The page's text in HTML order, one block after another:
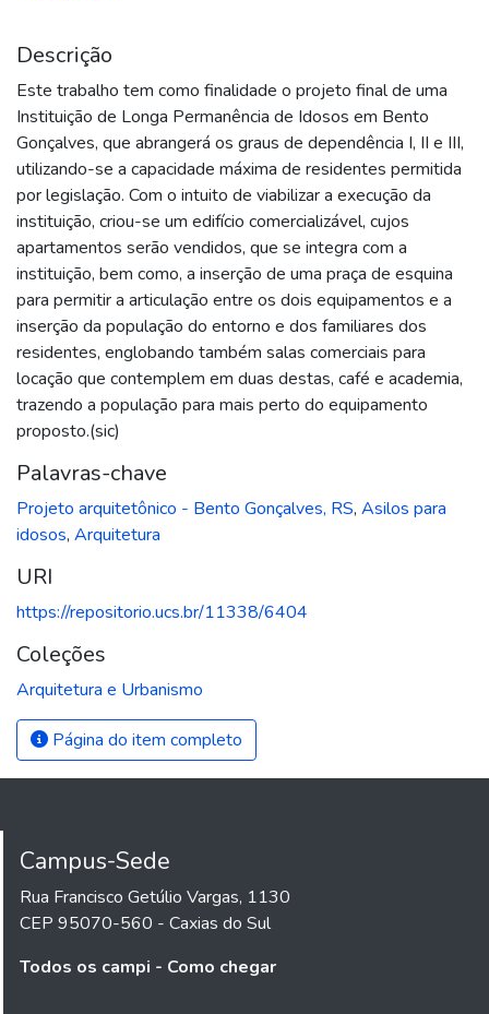
Descrição
Este trabalho tem como finalidade o projeto final de uma
Instituição de Longa Permanência de Idosos em Bento
Gonçalves, que abrangerá os graus de dependência I, II e III,
utilizando-se a capacidade máxima de residentes permitida
por legislação. Com o intuito de viabilizar a execução da
instituição, criou-se um edifício comercializável, cujos
apartamentos serão vendidos, que se integra com a
instituição, bem como, a inserção de uma praça de esquina
para permitir a articulação entre os dois equipamentos e a
inserção da população do entorno e dos familiares dos
residentes, englobando também salas comerciais para
locação que contemplem em duas destas, café e academia,
trazendo a população para mais perto do equipamento
proposto.(sic)
Palavras-chave
Projeto arquitetônico - Bento Gonçalves, RS, Asilos para
idosos, Arquitetura
URI
https://repositorio.ucs.br/11338/6404
Coleções
Arquitetura e Urbanismo
Página do item completo
Campus-Sede
Rua Francisco Getúlio Vargas, 1130
CEP 95070-560 - Caxias do Sul
Todos os campi - Como chegar